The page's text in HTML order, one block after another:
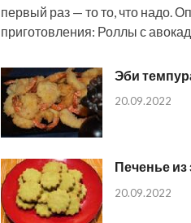
первый раз — то то, что надо.
приготовления: Роллы с
Эби
20.09.2022
Печенье из
20.09.2022